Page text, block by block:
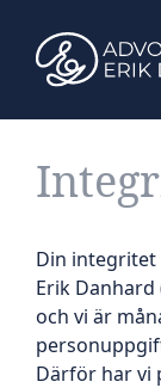
innehåll
Din integritet
Erik Danhard
och vi är
Därför har vi